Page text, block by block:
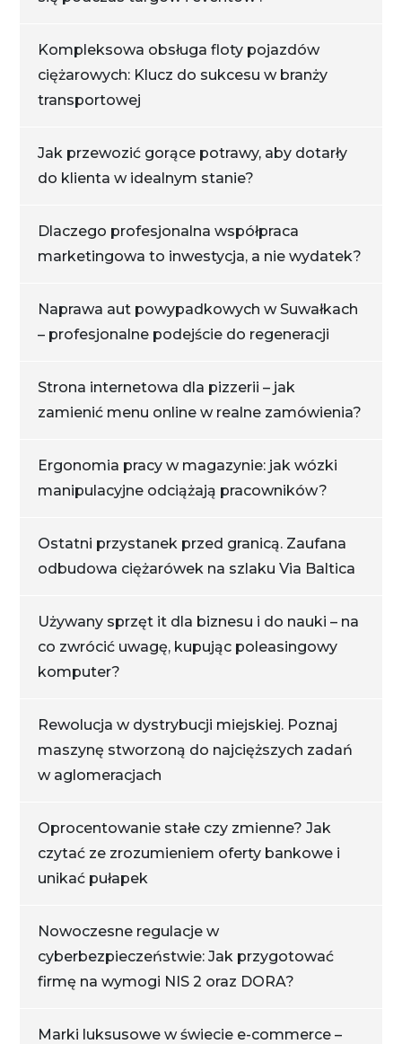
Kompleksowa obsługa floty pojazdów
ciężarowych: Klucz do sukcesu w branży
transportowej
Jak przewozić gorące potrawy, aby dotarły
do klienta w idealnym stanie?
Dlaczego profesjonalna współpraca
marketingowa to inwestycja, a nie wydatek?
Naprawa aut powypadkowych w Suwałkach
– profesjonalne podejście do regeneracji
Strona internetowa dla pizzerii – jak
zamienić menu online w realne zamówienia?
Ergonomia pracy w magazynie: jak wózki
manipulacyjne odciążają pracowników?
Ostatni przystanek przed granicą. Zaufana
odbudowa ciężarówek na szlaku Via Baltica
Używany sprzęt it dla biznesu i do nauki – na
co zwrócić uwagę, kupując poleasingowy
komputer?
Rewolucja w dystrybucji miejskiej. Poznaj
maszynę stworzoną do najcięższych zadań
w aglomeracjach
Oprocentowanie stałe czy zmienne? Jak
czytać ze zrozumieniem oferty bankowe i
unikać pułapek
Nowoczesne regulacje w
cyberbezpieczeństwie: Jak przygotować
firmę na wymogi NIS 2 oraz DORA?
Marki luksusowe w świecie e-commerce –